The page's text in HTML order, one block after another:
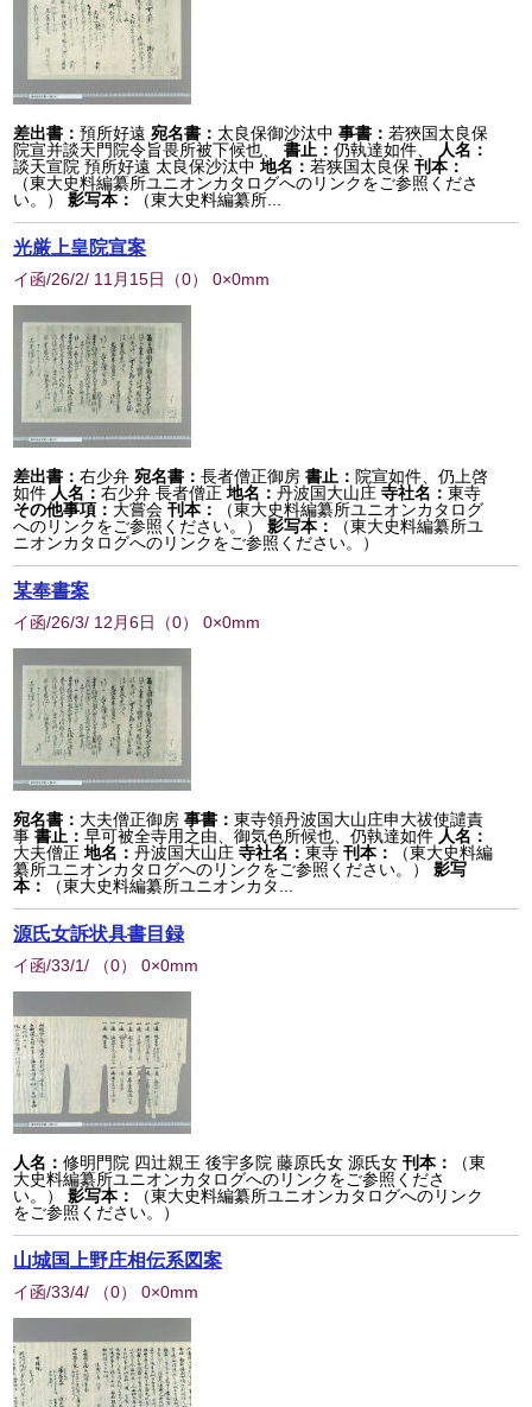
差出書：預所好遠 宛名書： 太良保御沙汰中 事書：若狹国太良保
院宣并談天門院令旨畏所被下候也、
書止：仍執達如件、
人名：
談天宣院 預所好遠 太良保沙汰中 地名：若狭国太良保 刊本：
（東大史料編纂所ユニオンカタログへのリンクをご参照くださ
い。）
影写本： （東大史料編纂所...
光厳上皇院宣案
イ函/26/2/ 11月15日 （0） 0×0mm
差出書：右少弁 宛名書：長者僧正御房 書止： 院宣如件、仍上啓
如件 人名：右少弁 長者僧正 地名：丹波国大山庄 寺社名：東寺
その他事項： 大嘗会 刊本：
（東大史料編纂所ユニオンカタログ
へのリンクをご参照ください。）
影写本：
（東大史料編纂所ユ
ニオンカタログへのリンクをご参照ください。）
某奉書案
イ函/26/3/ 12月6日 （0） 0×0mm
宛名書： 大夫僧正御房 事書：東寺領丹波国大山庄申大祓使譴責
事 書止：早可被全寺用之由、御気色所候也、仍執達如件 人名：
大夫僧正 地名：丹波国大山庄 寺社名：東寺 刊本：
（東大史料編
纂所ユニオンカタログへのリンクをご参照ください。）
影写
本：
（東大史料編纂所ユニオンカタ...
源氏女訴状具書目録
イ函/33/1/ （0） 0×0mm
人名：修明門院 四辻親王 後宇多院 藤原氏女 源氏女 刊本：
（東
大史料編纂所ユニオンカタログへのリンクをご参照くださ
い。）
影写本：
（東大史料編纂所ユニオンカタログへのリンク
をご参照ください。）
山城国上野庄相伝系図案
イ函/33/4/ （0） 0×0mm